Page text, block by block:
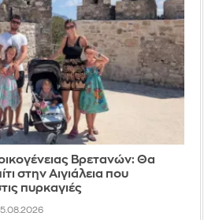
Βρετανών: Θα
στην Αιγιάλεια που
πυρκαγιές